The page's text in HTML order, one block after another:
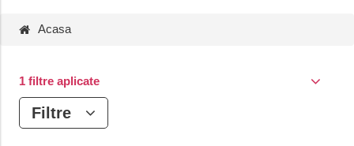
Acasa
1 filtre aplicate
Filtre